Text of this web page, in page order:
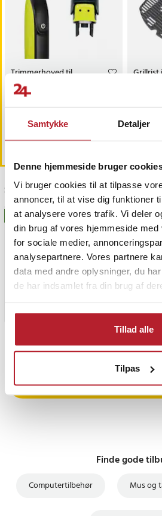
Samtykke Detaljer
Denne hjemmeside bruger
Vi bruger cookies til at tilpasse
annoncer, til at vise dig funktioner
at analysere vores trafik. Vi deler
din brug af vores hjemmeside med
for sociale medier,
analysepartnere. Vores partnere
data med andre oplysninger, du
de har indsamlet fra din brug af
Tillad alle
Tilpas
Trimmerhoved til
næsehår til Philips
OneBlade /
næsetrimmerhoved
Findes på lager, Leveres i løbet af 1-2
Køb
Grillrist
Sidst besøgt
BESTSELLERE
PRISGARANTI
UDSALG
Finde gode
Computertilbehør Mus og